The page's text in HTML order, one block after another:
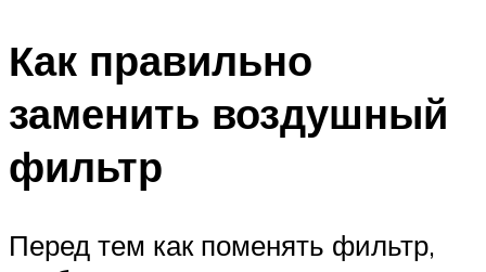
Как правильно
заменить воздушный
фильтр
Перед тем как поменять фильтр,